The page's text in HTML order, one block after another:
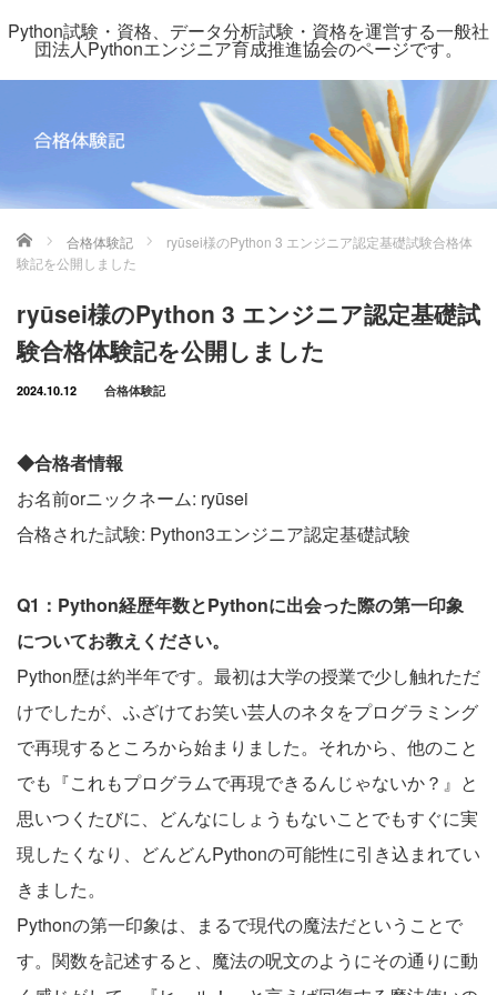
Python試験・資格、データ分析試験・資格を運営する一般社
団法人Pythonエンジニア育成推進協会のページです。
ホーム 合格体験記
ryūsei様のPython 3 エンジニア認定基礎試験合格体
験記を公開しました
ryūsei様のPython 3 エンジニア認定基礎試
験合格体験記を公開しました
2024.10.12 合格体験記
◆合格者情報
お名前orニックネーム: ryūsei
合格された試験: Python3エンジニア認定基礎試験
Q1：Python経歴年数とPythonに出会った際の第一印象
についてお教えください。
Python歴は約半年です。最初は大学の授業で少し触れただ
けでしたが、ふざけてお笑い芸人のネタをプログラミング
で再現するところから始まりました。それから、他のこと
でも『これもプログラムで再現できるんじゃないか？』と
思いつくたびに、どんなにしょうもないことでもすぐに実
現したくなり、どんどんPythonの可能性に引き込まれてい
きました。
Pythonの第一印象は、まるで現代の魔法だということで
す。関数を記述すると、魔法の呪文のようにその通りに動